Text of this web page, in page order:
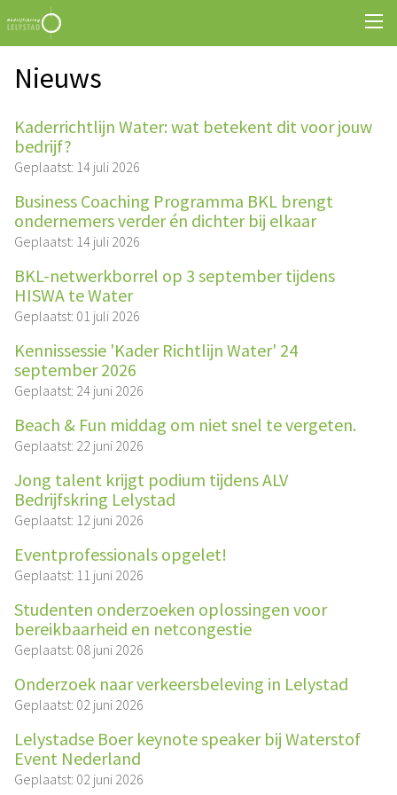
Nieuws
Kaderrichtlijn Water: wat betekent dit voor jouw
bedrijf?
Geplaatst: 14 juli 2026
Business Coaching Programma BKL brengt
ondernemers verder én dichter bij elkaar
Geplaatst: 14 juli 2026
BKL-netwerkborrel op 3 september tijdens
HISWA te Water
Geplaatst: 01 juli 2026
Kennissessie 'Kader Richtlijn Water' 24
september 2026
Geplaatst: 24 juni 2026
Beach & Fun middag om niet snel te vergeten.
Geplaatst: 22 juni 2026
Jong talent krijgt podium tijdens ALV
Bedrijfskring Lelystad
Geplaatst: 12 juni 2026
Eventprofessionals opgelet!
Geplaatst: 11 juni 2026
Studenten onderzoeken oplossingen voor
bereikbaarheid en netcongestie
Geplaatst: 08 juni 2026
Onderzoek naar verkeersbeleving in Lelystad
Geplaatst: 02 juni 2026
Lelystadse Boer keynote speaker bij Waterstof
Event Nederland
Geplaatst: 02 juni 2026